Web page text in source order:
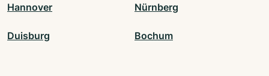
Hannover Nürnberg
Duisburg Bochum